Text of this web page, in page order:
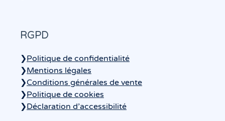
RGPD
❯Politique de confidentialité
❯Mentions légales
❯Conditions générales de vente
❯Politique de cookies
❯Déclaration d’accessibilité